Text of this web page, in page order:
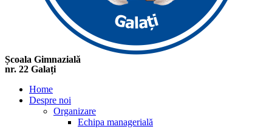
Școala Gimnazială
nr. 22 Galați
Home
Despre noi
Organizare
Echipa managerială